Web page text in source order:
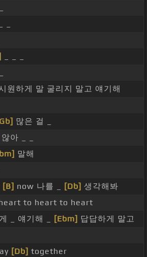
원하게 말 굴리지 말고 얘기해
많은 걸 _
않아 _ _
말해
[B] now 나를 _ [Db] 생각해봐
to heart to heart
_ 얘기해 _ [Ebm] 답답하게 말고
[Db] together